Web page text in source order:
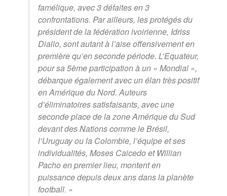
famélique, avec 3 défaites en 3
confrontations. Par ailleurs, les protégés du
président de la fédération ivoirienne, Idriss
Diallo, sont autant à l’aise offensivement en
première qu’en seconde période. L’Equateur,
pour sa 5ème participation à un « Mondial »,
débarque également avec un élan très positif
en Amérique du Nord. Auteurs
d’éliminatoires satisfaisants, avec une
seconde place de la zone Amérique du Sud
devant des Nations comme le Brésil,
l’Uruguay ou la Colombie, l’équipe et ses
individualités, Moses Caicedo et Willian
Pacho en premier lieu, montent en
puissance depuis deux ans dans la planète
football. »